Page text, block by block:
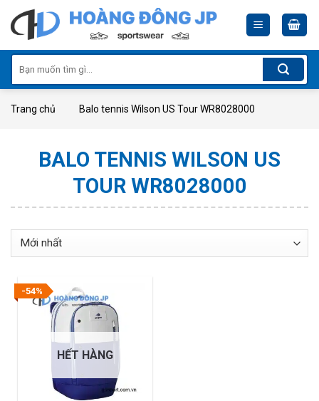
content
kiếm:
Trang chủ Balo tennis Wilson US Tour WR8028000
BALO TENNIS WILSON US
TOUR WR8028000
-54%
HẾT HÀNG